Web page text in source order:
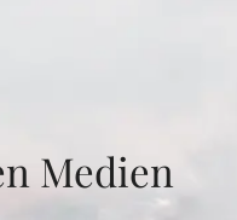
Medien